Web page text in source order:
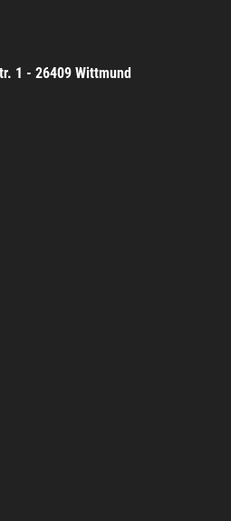
1 - 26409 Wittmund